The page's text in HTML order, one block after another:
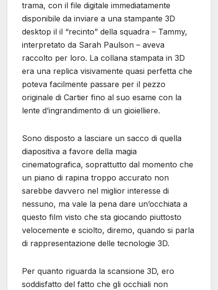
trama, con il file digitale immediatamente
disponibile da inviare a una stampante 3D
desktop il il “recinto” della squadra – Tammy,
interpretato da Sarah Paulson – aveva
raccolto per loro. La collana stampata in 3D
era una replica visivamente quasi perfetta che
poteva facilmente passare per il pezzo
originale di Cartier fino al suo esame con la
lente d’ingrandimento di un gioielliere.
Sono disposto a lasciare un sacco di quella
diapositiva a favore della magia
cinematografica, soprattutto dal momento che
un piano di rapina troppo accurato non
sarebbe davvero nel miglior interesse di
nessuno, ma vale la pena dare un’occhiata a
questo film visto che sta giocando piuttosto
velocemente e sciolto, diremo, quando si parla
di rappresentazione delle tecnologie 3D.
Per quanto riguarda la scansione 3D, ero
soddisfatto del fatto che gli occhiali non